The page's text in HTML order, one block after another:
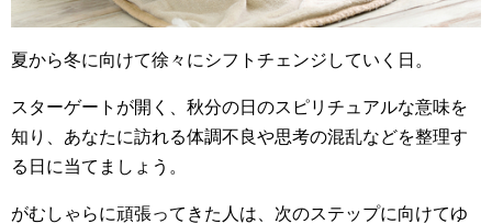
夏から冬に向けて徐々にシフトチェンジしていく日。
スターゲートが開く、秋分の日のスピリチュアルな意味を
知り、あなたに訪れる体調不良や思考の混乱などを整理す
る日に当てましょう。
がむしゃらに頑張ってきた人は、次のステップに向けてゆ